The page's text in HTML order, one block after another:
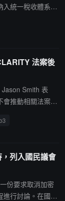
入統一稅收體系的
每年可為歐盟帶
存在較大不確定
案目前仍處於評
國一致批准。若
稅收政策討論之
法案後
Smith 表
會推動相關法案進
監管、創新、稅
投資者更安全地
則認為，美國
發展。目前，PA
國建立完整加密
列入國民議會
份要求取消加密
進行討論。在國會